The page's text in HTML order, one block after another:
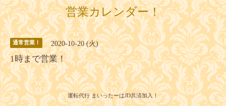
営業カレンダー！
通常営業！ 2020-10-20 (火)
1時まで営業！
運転代行 まいったーはJD共済加入！